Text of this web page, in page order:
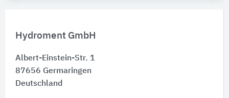
Hydroment GmbH
Albert-Einstein-Str. 1
87656 Germaringen
Deutschland